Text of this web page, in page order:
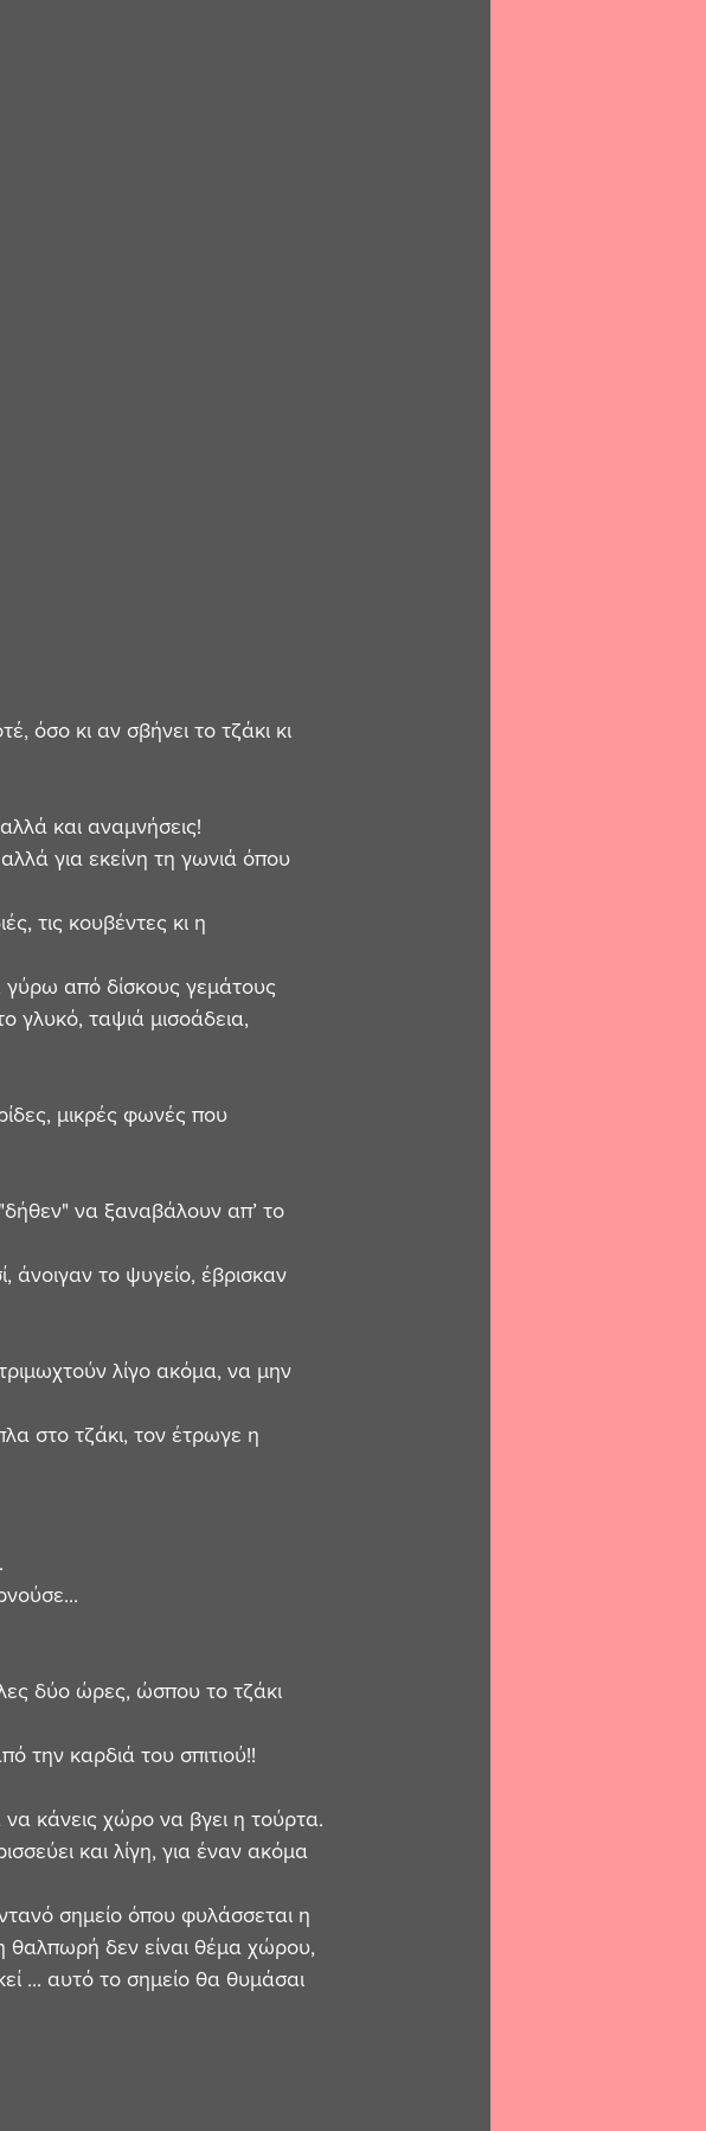
όσο κι αν σβήνει το τζάκι κι
και αναμνήσεις!
για εκείνη τη γωνιά όπου
τις κουβέντες κι η
γύρω από δίσκους γεμάτους
γλυκό, ταψιά μισοάδεια,
μικρές φωνές που
να ξαναβάλουν απ’ το
άνοιγαν το ψυγείο, έβρισκαν
λίγο ακόμα, να μην
στο τζάκι, τον έτρωγε η
δύο ώρες, ώσπου το τζάκι
την καρδιά του σπιτιού!!
να κάνεις χώρο να βγει η τούρτα.
και λίγη, για έναν ακόμα
σημείο όπου φυλάσσεται η
θαλπωρή δεν είναι θέμα χώρου,
... αυτό το σημείο θα θυμάσαι